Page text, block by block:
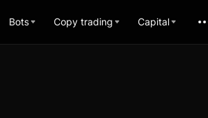
Bots Copy trading Capital